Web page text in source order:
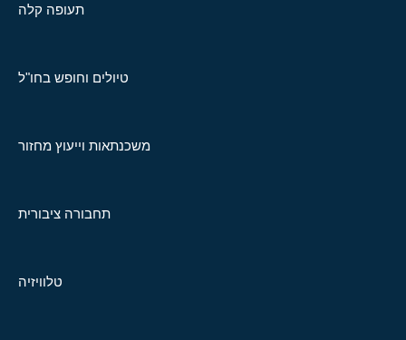
תעופה קלה
טיולים וחופש בחו"ל
משכנתאות וייעוץ מחזור
תחבורה ציבורית
טלוויזיה